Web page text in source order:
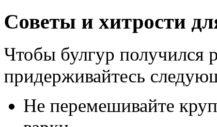
Советы и хитрости
Чтобы булгур
придерживайтесь
Не перемешивайте